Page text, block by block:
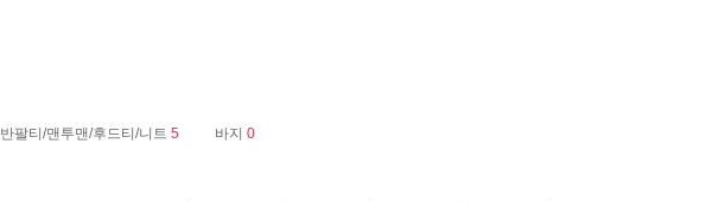
반팔티/맨투맨/후드티/니트 5 바지 0